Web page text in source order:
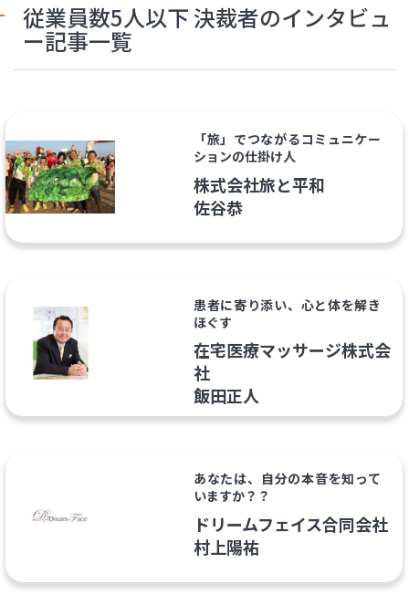
従業員数5人以下 決裁者のインタビュ
ー記事一覧
「旅」でつながるコミュニケー
ションの仕掛け人
株式会社旅と平和
佐谷恭
患者に寄り添い、心と体を解き
ほぐす
在宅医療マッサージ株式会
社
飯田正人
あなたは、自分の本音を知って
いますか？？
ドリームフェイス合同会社
村上陽祐